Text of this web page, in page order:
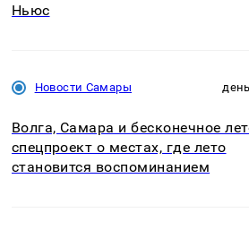
Ньюс
Новости Самары
Волга, Самара и бесконечное
спецпроект о местах, где лето
становится воспоминанием